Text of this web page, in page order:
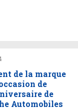
de la marque
de
de
Automobiles